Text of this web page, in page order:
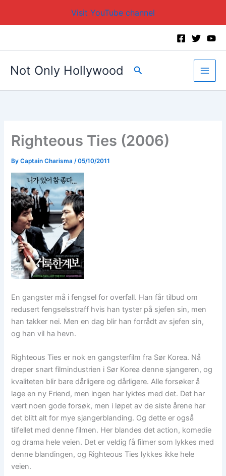
Visit YouTube channel
Not Only Hollywood Search
Righteous Ties (2006)
ByCaptain Charisma /05/10/2011
En gangster må i fengsel for overfall. Han får tilbud om
redusert fengselsstraff hvis han tyster på sjefen sin, men
han takker nei. Men en dag blir han forrådt av sjefen sin,
og han vil ha hevn.
Righteous Ties er nok en gangsterfilm fra Sør Korea. Nå
dreper snart filmindustrien i Sør Korea denne sjangeren, og
kvaliteten blir bare dårligere og dårligere. Alle forsøker å
lage en ny Friend, men ingen har lyktes med det. Det har
vært noen gode forsøk, men i løpet av de siste årene har
det blitt alt for mye sjangerblanding. Og dette er også
tilfellet med denne filmen. Her blandes det action, komedie
og drama hele veien. Det er veldig få filmer som lykkes med
denne blandingen, og Righteous Ties lykkes ikke hele
veien.